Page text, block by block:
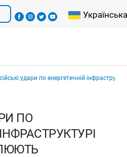
Select your
Українська
удари по енергетичній інфраструктурі України посилюють
ПО